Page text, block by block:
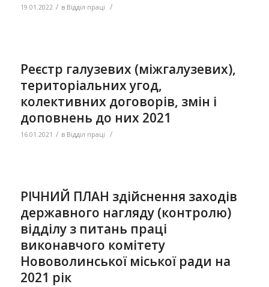
19.01.2022 / в Відділ праці /
Реєстр галузевих (міжгалузевих),
територіальних угод,
колективних договорів, змін і
доповнень до них 2021
16.01.2021 / в Відділ праці /
РІЧНИЙ ПЛАН здійснення заходів
державного нагляду (контролю)
відділу з питань праці
виконавчого комітету
Нововолинської міської ради на
2021 рік